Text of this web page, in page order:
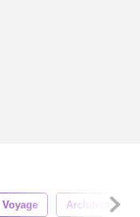
Voyage Architecture